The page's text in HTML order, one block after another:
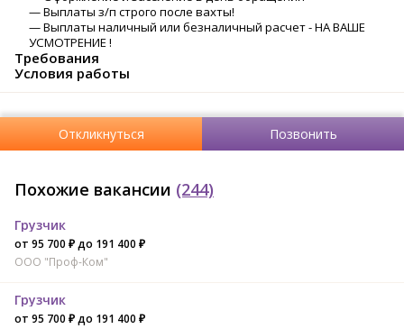
— Выплаты з/п строго после вахты!
— Выплаты наличный или безналичный расчет - НА ВАШЕ
УСМОТРЕНИЕ !
Требования
Условия работы
Откликнуться Позвонить
Похожие вакансии (244)
Грузчик
от 95 700 ₽ до 191 400 ₽
ООО "Проф-Ком"
Грузчик
от 95 700 ₽ до 191 400 ₽